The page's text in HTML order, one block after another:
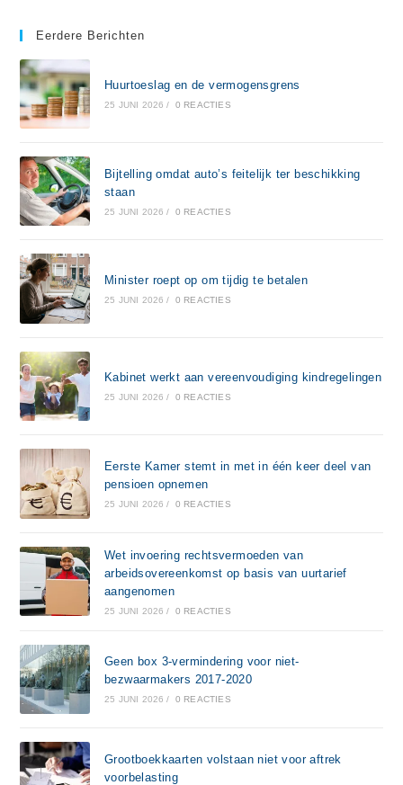
Eerdere Berichten
Huurtoeslag en de vermogensgrens
25 JUNI 2026 / 0 REACTIES
Bijtelling omdat auto’s feitelijk ter beschikking
staan
25 JUNI 2026 / 0 REACTIES
Minister roept op om tijdig te betalen
25 JUNI 2026 / 0 REACTIES
Kabinet werkt aan vereenvoudiging kindregelingen
25 JUNI 2026 / 0 REACTIES
Eerste Kamer stemt in met in één keer deel van
pensioen opnemen
25 JUNI 2026 / 0 REACTIES
Wet invoering rechtsvermoeden van
arbeidsovereenkomst op basis van uurtarief
aangenomen
25 JUNI 2026 / 0 REACTIES
Geen box 3-vermindering voor niet-
bezwaarmakers 2017-2020
25 JUNI 2026 / 0 REACTIES
Grootboekkaarten volstaan niet voor aftrek
voorbelasting